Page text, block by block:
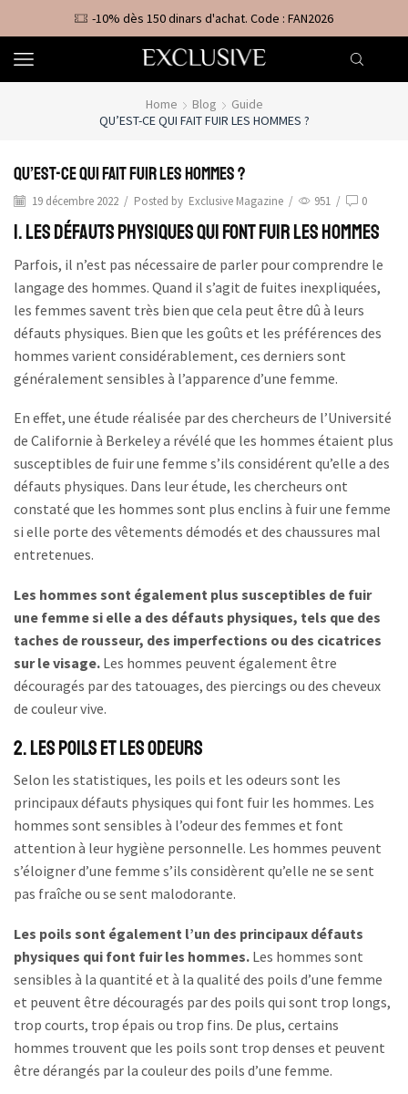
-10% dès 150 dinars d'achat. Code : FAN2026
Home Blog
Guide
QU’EST-CE QUI FAIT FUIR LES HOMMES ?
Qu’est-ce qui fait fuir les hommes ?
19 décembre 2022 / Posted by Exclusive Magazine / 951 / 0
1. Les Défauts Physiques qui Font Fuir les Hommes
Parfois, il n’est pas nécessaire de parler pour comprendre le
langage des hommes. Quand il s’agit de fuites inexpliquées,
les femmes savent très bien que cela peut être dû à leurs
défauts physiques. Bien que les goûts et les préférences des
hommes varient considérablement, ces derniers sont
généralement sensibles à l’apparence d’une femme.
En effet, une étude réalisée par des chercheurs de l’Université
de Californie à Berkeley a révélé que les hommes étaient plus
susceptibles de fuir une femme s’ils considérent qu’elle a des
défauts physiques. Dans leur étude, les chercheurs ont
constaté que les hommes sont plus enclins à fuir une femme
si elle porte des vêtements démodés et des chaussures mal
entretenues.
Les hommes sont également plus susceptibles de fuir
une femme si elle a des défauts physiques, tels que des
taches de rousseur, des imperfections ou des cicatrices
sur le visage. Les hommes peuvent également être
découragés par des tatouages, des piercings ou des cheveux
de couleur vive.
2. Les Poils et les Odeurs
Selon les statistiques, les poils et les odeurs sont les
principaux défauts physiques qui font fuir les hommes. Les
hommes sont sensibles à l’odeur des femmes et font
attention à leur hygiène personnelle. Les hommes peuvent
s’éloigner d’une femme s’ils considèrent qu’elle ne se sent
pas fraîche ou se sent malodorante.
Les poils sont également l’un des principaux défauts
physiques qui font fuir les hommes. Les hommes sont
sensibles à la quantité et à la qualité des poils d’une femme
et peuvent être découragés par des poils qui sont trop longs,
trop courts, trop épais ou trop fins. De plus, certains
hommes trouvent que les poils sont trop denses et peuvent
être dérangés par la couleur des poils d’une femme.